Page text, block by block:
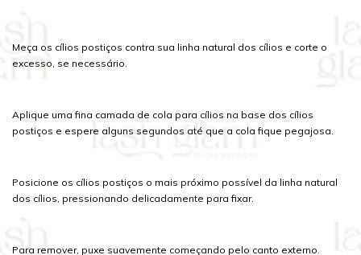
Meça os cílios postiços contra sua linha natural dos cílios e corte o
excesso, se necessário.
Aplique uma fina camada de cola para cílios na base dos cílios
postiços e espere alguns segundos até que a cola fique pegajosa.
Posicione os cílios postiços o mais próximo possível da linha natural
dos cílios, pressionando delicadamente para fixar.
Para remover, puxe suavemente começando pelo canto externo.